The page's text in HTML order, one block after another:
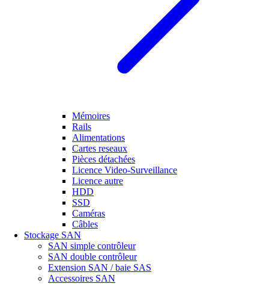
Mémoires
Rails
Alimentations
Cartes reseaux
Pièces détachées
Licence Video-Surveillance
Licence autre
HDD
SSD
Caméras
Câbles
Stockage SAN
SAN simple contrôleur
SAN double contrôleur
Extension SAN / baie SAS
Accessoires SAN